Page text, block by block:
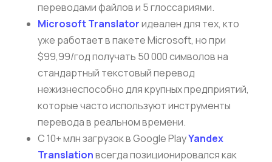
переводами файлов и 5 глоссариями.
Microsoft Translatorидеален для тех, кто
уже работает в пакете Microsoft, но при
$99,99/год получать 50 000 символов на
стандартный текстовый перевод
нежизнеспособно для крупных предприятий,
которые часто используют инструменты
перевода в реальном времени.
С 10+ млн загрузок в Google PlayYandex
Translationвсегда позиционировался как